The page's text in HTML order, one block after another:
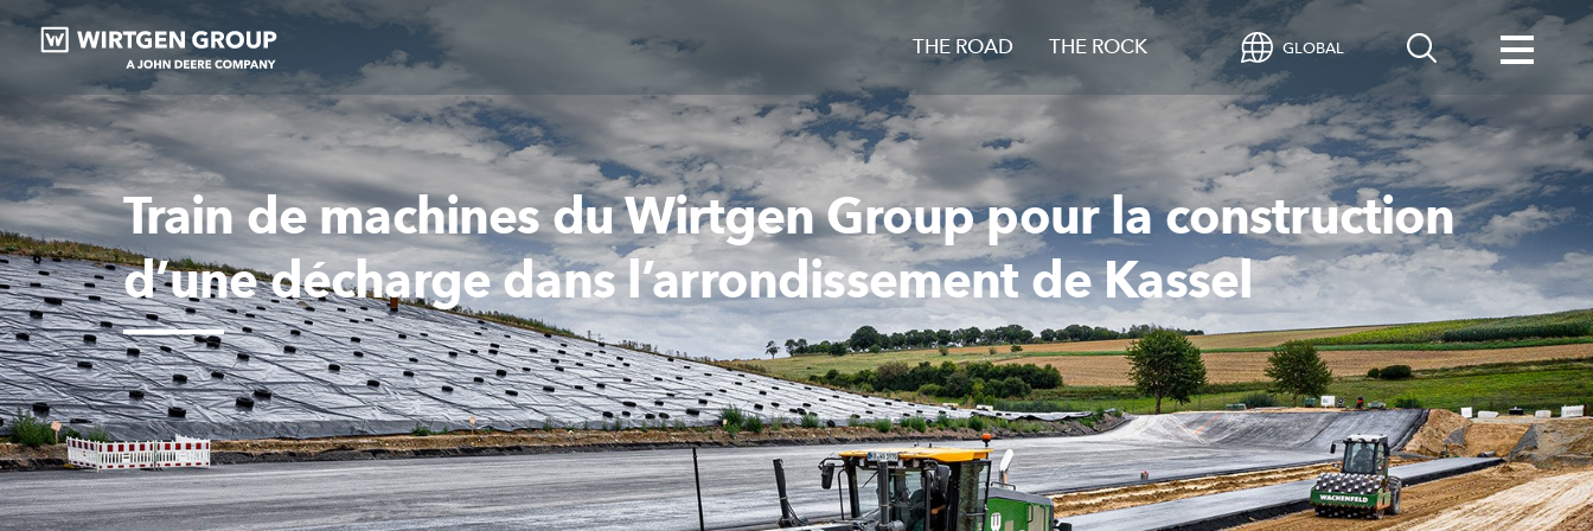
THE ROAD THE ROCK GLOBAL
Train de machines du Wirtgen Group pour la construction
d’une décharge dans l’arrondissement de Kassel